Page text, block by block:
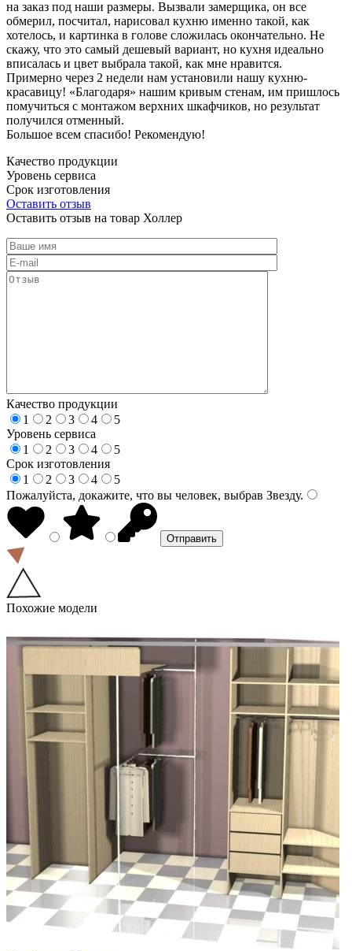
на заказ под наши размеры. Вызвали замерщика, он все
обмерил, посчитал, нарисовал кухню именно такой, как
хотелось, и картинка в голове сложилась окончательно. Не
скажу, что это самый дешевый вариант, но кухня идеально
вписалась и цвет выбрала такой, как мне нравится.
Примерно через 2 недели нам установили нашу кухню-
красавицу! «Благодаря» нашим кривым стенам, им пришлось
помучиться с монтажом верхних шкафчиков, но результат
получился отменный.
Большое всем спасибо! Рекомендую!
Качество продукции
Уровень сервиса
Срок изготовления
Оставить отзыв
Оставить отзыв на товар Холлер
Качество продукции
1
2 3 4
5
Уровень сервиса
1
2 3 4
5
Срок изготовления
1
2 3 4
5
Пожалуйста, докажите, что вы человек, выбрав Звезду.
Похожие модели